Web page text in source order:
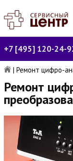
+7 [495] 120-24-
| Ремонт цифро-
Ремонт